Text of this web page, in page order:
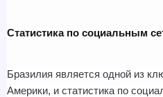
Статистика по социальным
Бразилия является одной из
Америки, и статистика по